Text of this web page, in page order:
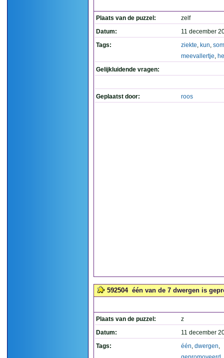
Plaats van de puzzel:
zelf
Datum:
11 december
Tags:
ziekte, kun,
meevallertje,
Gelijkluidende vragen:
Geplaatst door: roos
592504 één van de 7 dwergen is
Plaats van de puzzel:
z
Datum:
11 december
Tags:
één, dwergen,